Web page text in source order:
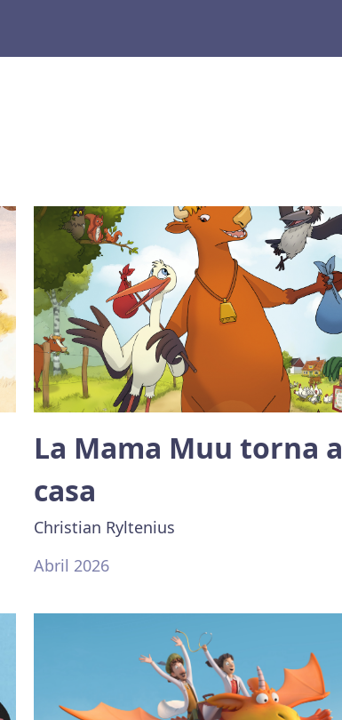
La Mama Muu torna a
casa
Christian Ryltenius
Abril 2026